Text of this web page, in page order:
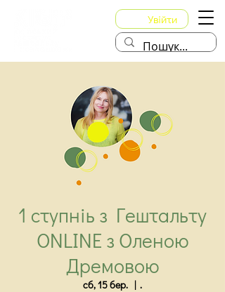
Увійти
1 ступніь з Гештальту
ONLINE з Оленою
Дремовою
сб, 15 бер.
  |
.